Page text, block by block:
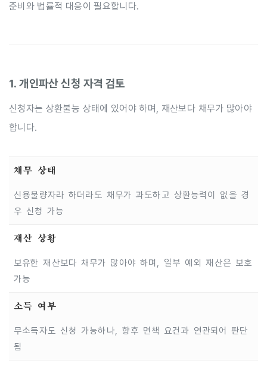
준비와 법률적 대응이 필요합니다.
1. 개인파산 신청 자격 검토
신청자는 상환불능 상태에 있어야 하며, 재산보다 채무가 많아야
합니다.
채무 상태
신용불량자라 하더라도 채무가 과도하고 상환능력이 없을 경
우 신청 가능
재산 상황
보유한 재산보다 채무가 많아야 하며, 일부 예외 재산은 보호
가능
소득 여부
무소득자도 신청 가능하나, 향후 면책 요건과 연관되어 판단
됨